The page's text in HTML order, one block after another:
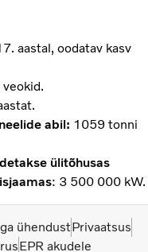
aastal, oodatav kasv
abil: 1059 tonni
ülitõhusas
: 3 500 000 kW.
ühendustPrivaatsus
EPR akudele